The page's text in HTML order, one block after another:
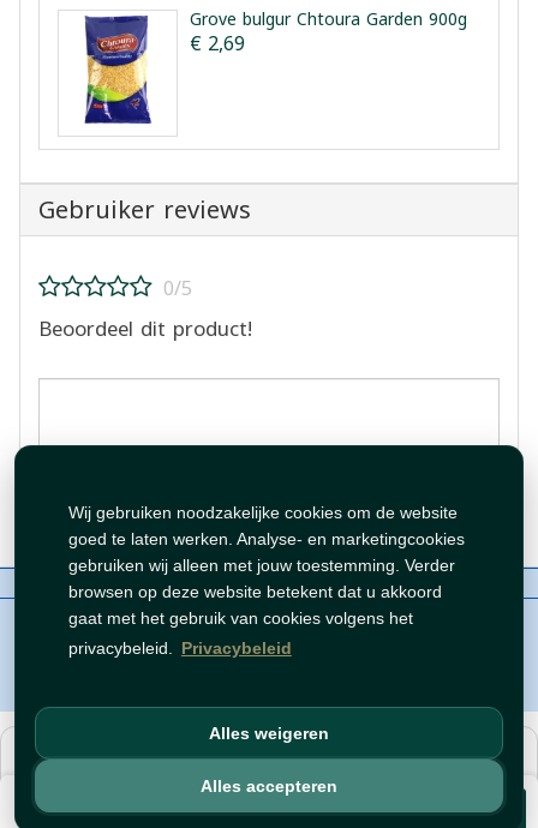
Wij gebruiken noodzakelijke cookies om de website
goed te laten werken. Analyse- en marketingcookies
gebruiken wij alleen met jouw toestemming. Verder
browsen op deze website betekent dat u akkoord
gaat met het gebruik van cookies volgens het
privacybeleid. Privacybeleid
Alles weigeren
Alles accepteren
€ 2,99 Voeg toe
Grove bulgur Chtoura Garden 900g
€ 2,69
Gebruiker reviews
0/5
Beoordeel dit product!
Beoordeling plaatsen
Over ons Beleid
WhatsAppen
auteursrechten©Tawfeer 2018-2026
هذا متجر جملة. الأسعار وميزات الشراء متاحة فقط للحساباتالمسجّلة
والمفعّلة
سجّل دخولأوافتح حساب .